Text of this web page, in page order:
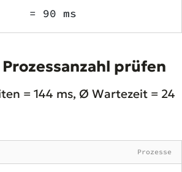
= 90 ms
prüfen
= 144 ms, Ø Wartezeit = 24
Prozesse